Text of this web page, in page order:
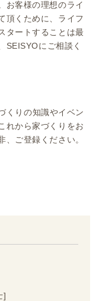
お客様の理想のライ
頂くために、ライフ
タートすることは最
SEISYOにご相談く
くりの知識やイベン
れから家づくりをお
ご登録ください。
]